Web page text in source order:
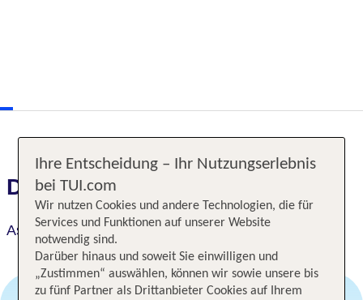
Das erwartet Sie
Astura Palace
Ihre Entscheidung – Ihr Nutzungserlebnis
bei TUI.com
Wir nutzen Cookies und andere Technologien, die für
Services und Funktionen auf unserer Website
notwendig sind.
Darüber hinaus und soweit Sie einwilligen und
„Zustimmen“ auswählen, können wir sowie unsere bis
zu fünf Partner als Drittanbieter Cookies auf Ihrem